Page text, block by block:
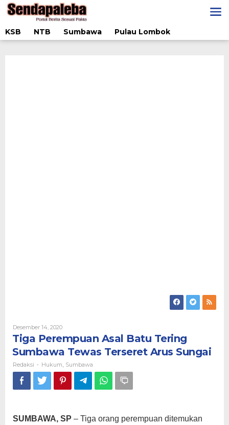
Lewati
ke
KSB
NTB Sumbawa Pulau Lombok
Desember 14, 2020Oleh
Tiga Perempuan Asal Batu Tering
Sumbawa Tewas Terseret Arus Sungai
Redaksi - Hukum Sumbawa
SUMBAWA, SP – Tiga orang perempuan ditemukan